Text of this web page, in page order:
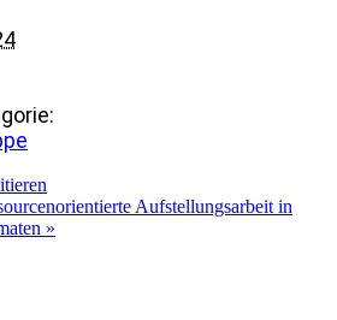
Aufstellungsarbeit in
»